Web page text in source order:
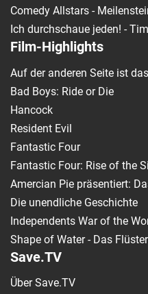
Comedy Allstars -
Ich durchschaue jeden! -
Film-Highlights
Auf der anderen Seite ist
Bad Boys: Ride or Die
Hancock
Resident Evil
Fantastic Four
Fantastic Four: Rise of the
Amercian Pie präsentiert:
Die unendliche Geschichte
Independents War of the
Shape of Water - Das
Save.TV
Über Save.TV